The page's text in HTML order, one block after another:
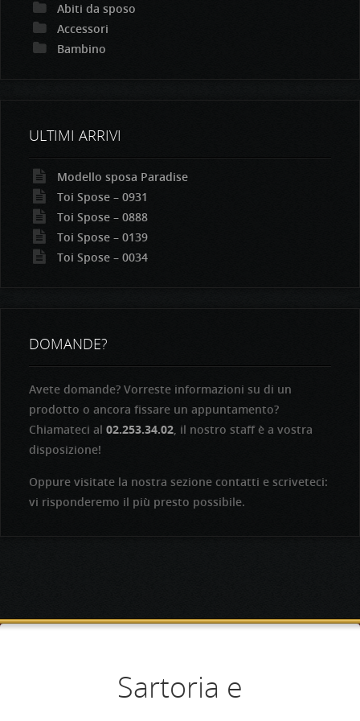
Abiti da sposo
Accessori
Bambino
ULTIMI ARRIVI
Modello sposa Paradise
Toi Spose – 0931
Toi Spose – 0888
Toi Spose – 0139
Toi Spose – 0034
DOMANDE?
Avete domande? Vorreste informazioni su di un
prodotto o ancora fissare un appuntamento?
Chiamateci al 02.253.34.02, il nostro staff è a vostra
disposizione!
Oppure visitate la nostra sezione contatti e scriveteci:
vi risponderemo il più presto possibile.
Sartoria e
Competenza e
Aperti dal lunedì al